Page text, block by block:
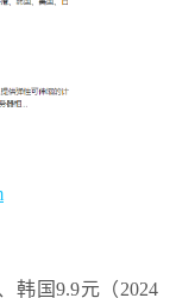
韩国9.9元（2024